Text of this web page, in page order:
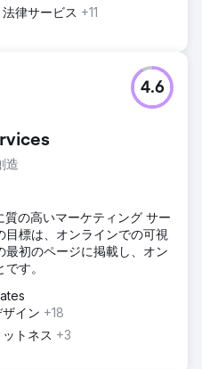
アルタイムのブロックチェ
レクション配信を通じてフ
律サービス +11
造
4.6
の高いマーケティング サー
目標は、オンラインでの可視
初のページに掲載し、オン
す。
イン +18
トネス +3